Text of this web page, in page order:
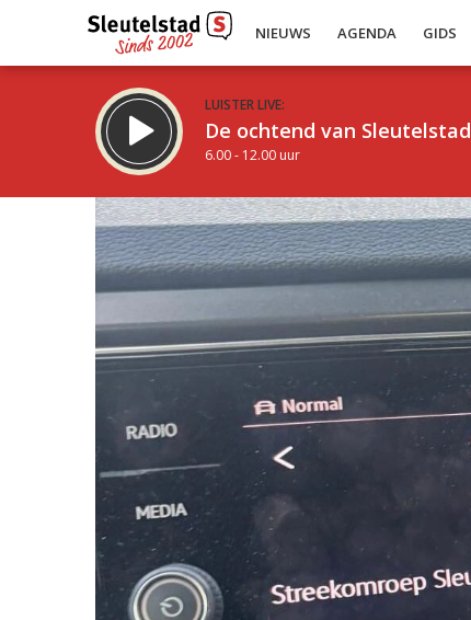
NIEUWS AGENDA GIDS
LUISTER LIVE:
De ochtend van Sleutelstad
6.00 - 12.00 uur